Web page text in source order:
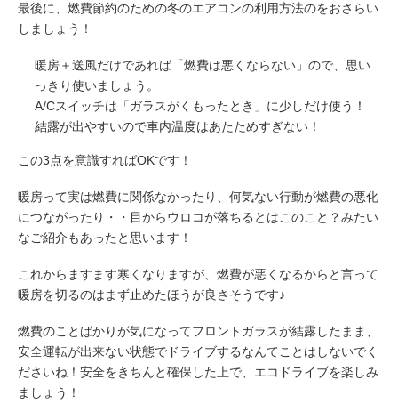
最後に、燃費節約のための冬のエアコンの利用方法のをおさらい
しましょう！
暖房＋送風だけであれば「燃費は悪くならない」ので、思い
っきり使いましょう。
A/Cスイッチは「ガラスがくもったとき」に少しだけ使う！
結露が出やすいので車内温度はあたためすぎない！
この3点を意識すればOKです！
暖房って実は燃費に関係なかったり、何気ない行動が燃費の悪化
につながったり・・目からウロコが落ちるとはこのこと？みたい
なご紹介もあったと思います！
これからますます寒くなりますが、燃費が悪くなるからと言って
暖房を切るのはまず止めたほうが良さそうです♪
燃費のことばかりが気になってフロントガラスが結露したまま、
安全運転が出来ない状態でドライブするなんてことはしないでく
ださいね！安全をきちんと確保した上で、エコドライブを楽しみ
ましょう！